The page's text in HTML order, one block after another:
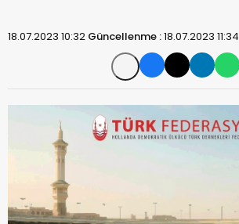
18.07.2023 10:32 Güncellenme :18.07.2023 11:34